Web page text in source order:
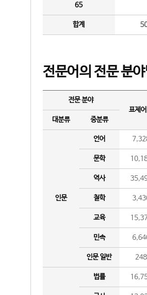
65
합계
전문어의 전문 분
전문 분야
표제
대분류
중분류
인문
언어
문학
역사
철학
교육
민속
인문 일반 248
법률